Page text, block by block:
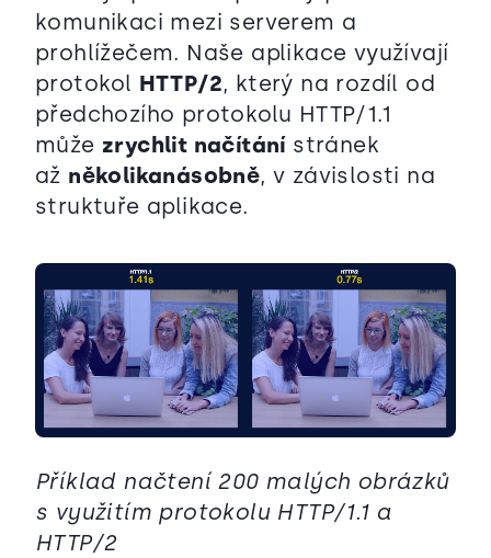
komunikaci mezi serverem a
prohlížečem. Naše aplikace využívají
protokol HTTP/2, který na rozdíl od
předchozího protokolu HTTP/1.1
může zrychlit načítánístránek
až několikanásobně, v závislosti na
struktuře aplikace.
Příklad načtení 200 malých obrázků
s využitím protokolu HTTP/1.1 a
HTTP/2